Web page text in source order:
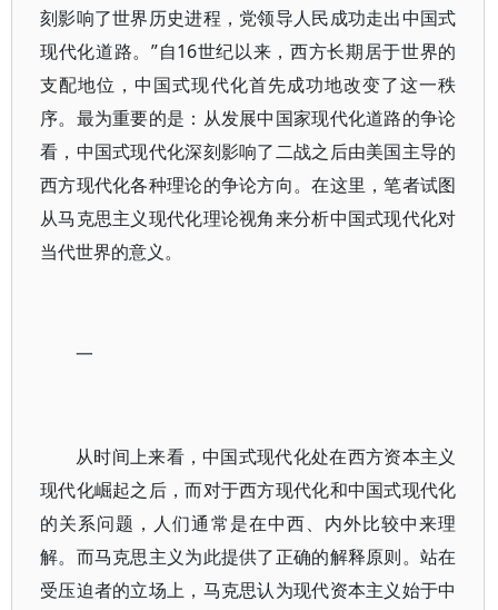
刻影响了世界历史进程，党领导人民成功走出中国式
现代化道路。”自16世纪以来，西方长期居于世界的
支配地位，中国式现代化首先成功地改变了这一秩
序。最为重要的是：从发展中国家现代化道路的争论
看，中国式现代化深刻影响了二战之后由美国主导的
西方现代化各种理论的争论方向。在这里，笔者试图
从马克思主义现代化理论视角来分析中国式现代化对
当代世界的意义。
一
从时间上来看，中国式现代化处在西方资本主义
现代化崛起之后，而对于西方现代化和中国式现代化
的关系问题，人们通常是在中西、内外比较中来理
解。而马克思主义为此提供了正确的解释原则。站在
受压迫者的立场上，马克思认为现代资本主义始于中